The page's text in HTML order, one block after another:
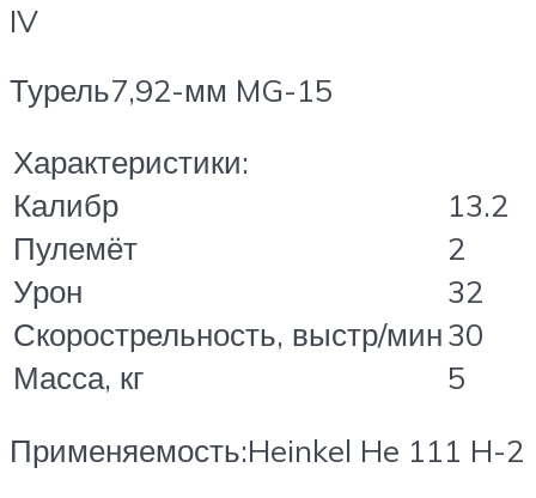
IV
Турель7,92-мм MG-15
Характеристики:
Калибр
13.2
Пулемёт
2
Урон
32
Скорострельность, выстр/мин30
Масса, кг
5
Применяемость:Heinkel He 111 H-2